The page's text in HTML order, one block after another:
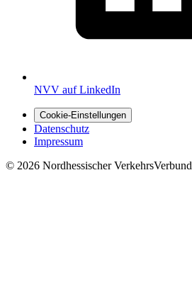
NVV auf LinkedIn
Cookie-Einstellungen
Datenschutz
Impressum
© 2026 Nordhessischer VerkehrsVerbund